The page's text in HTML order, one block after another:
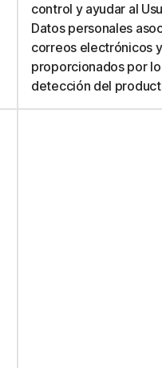
control y ayudar al
Datos personales
correos electrónicos
proporcionados por
detección del